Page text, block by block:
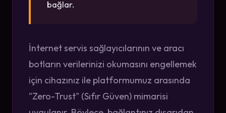
bağlar.
İnternet servis sağlayıcılarının ve aracı
botların verilerinizi okumasını engellemek
için cihazınız ile platformumuz arasında
"Zero-Trust" (Sıfır Güven) mimarisi